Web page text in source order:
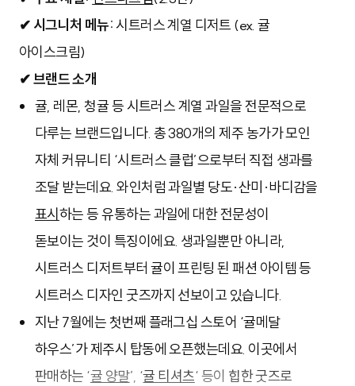
✔ 시그니처 메뉴:시트러스 계열 디저트 (ex. 귤
아이스크림)
✔ 브랜드 소개
귤, 레몬, 청귤 등 시트러스 계열 과일을 전문적으로
다루는 브랜드입니다. 총 380개의 제주 농가가 모인
자체 커뮤니티 ‘시트러스 클럽’으로부터 직접 생과를
조달 받는데요. 와인처럼 과일별 당도·산미·바디감을
표시하는 등 유통하는 과일에 대한 전문성이
돋보이는 것이 특징이에요. 생과일뿐만 아니라,
시트러스 디저트부터 귤이 프린팅 된 패션 아이템 등
시트러스 디자인 굿즈까지 선보이고 있습니다.
지난 7월에는 첫번째 플래그십 스토어 ‘귤메달
하우스’가 제주시 탑동에 오픈했는데요. 이곳에서
판매하는 ‘귤 양말’, ‘귤 티셔츠‘ 등이 힙한 굿즈로